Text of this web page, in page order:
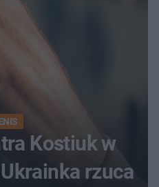
Kostiuk w
rzuca